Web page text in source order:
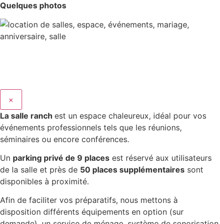
Quelques photos
×
La salle ranch est un espace chaleureux, idéal pour vos
événements professionnels tels que les réunions,
séminaires ou encore conférences.
Un parking privé de 9 places est réservé aux utilisateurs
de la salle et près de 50 places supplémentaires sont
disponibles à proximité.
Afin de faciliter vos préparatifs, nous mettons à
disposition différents équipements en option (sur